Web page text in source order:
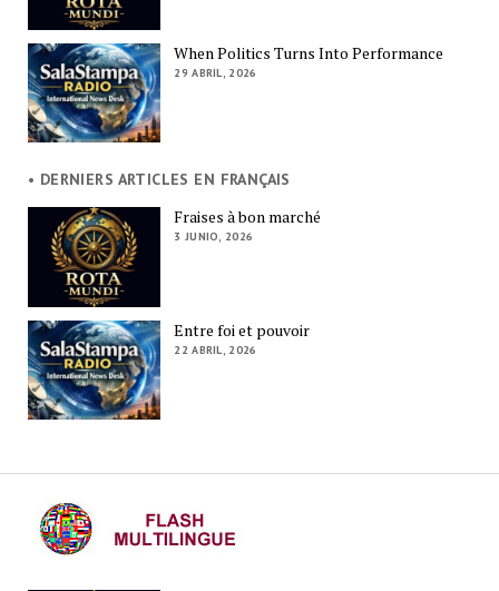
When Politics Turns Into Performance
29 ABRIL, 2026
• DERNIERS ARTICLES EN FRANÇAIS
Fraises à bon marché
3 JUNIO, 2026
Entre foi et pouvoir
22 ABRIL, 2026